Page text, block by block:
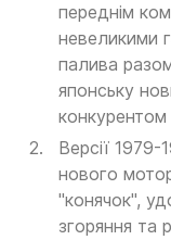
переднім
невеликими
палива
японську
конкурентом
Версії
нового
"конячок",
згоряння та